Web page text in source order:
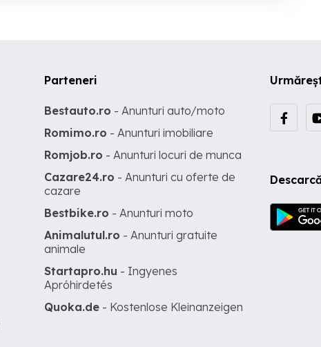
Parteneri
Bestauto.ro - Anunturi auto/moto
Romimo.ro - Anunturi imobiliare
Romjob.ro - Anunturi locuri de munca
Cazare24.ro - Anunturi cu oferte de
cazare
Bestbike.ro - Anunturi moto
Animalutul.ro - Anunturi gratuite
animale
Startapro.hu - Ingyenes
Apróhirdetés
Quoka.de - Kostenlose Kleinanzeigen